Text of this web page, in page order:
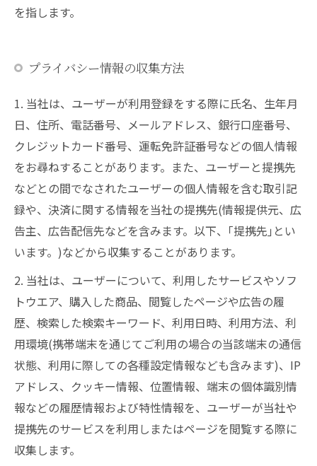
を指します。
プライバシー情報の収集方法
1. 当社は、ユーザーが利用登録をする際に氏名、生年月
日、住所、電話番号、メールアドレス、銀行口座番号、
クレジットカード番号、運転免許証番号などの個人情報
をお尋ねすることがあります。また、ユーザーと提携先
などとの間でなされたユーザーの個人情報を含む取引記
録や、決済に関する情報を当社の提携先(情報提供元、広
告主、広告配信先などを含みます。以下、｢提携先｣とい
います。)などから収集することがあります。
2. 当社は、ユーザーについて、利用したサービスやソフ
トウエア、購入した商品、閲覧したページや広告の履
歴、検索した検索キーワード、利用日時、利用方法、利
用環境(携帯端末を通じてご利用の場合の当該端末の通信
状態、利用に際しての各種設定情報なども含みます)、IP
アドレス、クッキー情報、位置情報、端末の個体識別情
報などの履歴情報および特性情報を、ユーザーが当社や
提携先のサービスを利用しまたはページを閲覧する際に
収集します。